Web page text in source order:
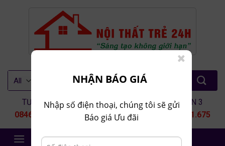
TƯ VẤN 1
0846.80.9999
TƯ VẤN 2
0935.435.286
TƯ VẤN 3
0964.651.675
NỘI THẤT TRẺ 24H
NHẬN BÁO GIÁ
Nhập số điện thoại, chúng tôi sẽ gửi
Báo giá Ưu đãi